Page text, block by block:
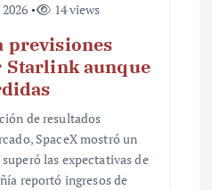
14 views
previsiones
aunque
de resultados
SpaceX mostró un
las expectativas de
reportó ingresos de